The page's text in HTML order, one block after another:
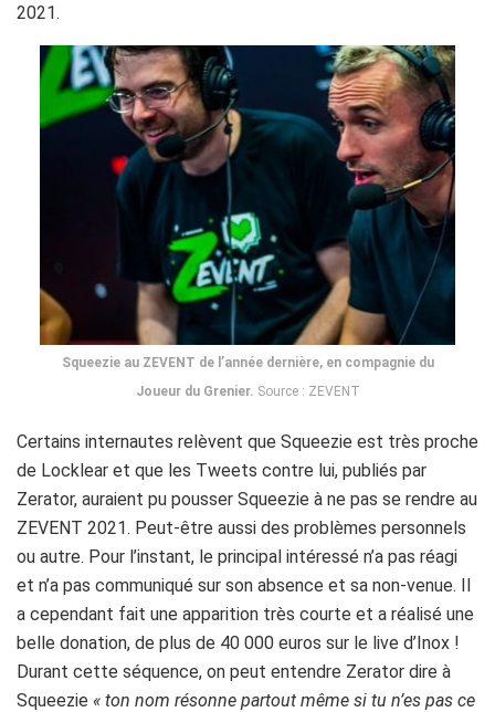
2021.
Squeezie au ZEVENT de l’année dernière, en compagnie du
Joueur du Grenier. Source : ZEVENT
Certains internautes relèvent que Squeezie est très proche
de Locklear et que les Tweets contre lui, publiés par
Zerator, auraient pu pousser Squeezie à ne pas se rendre au
ZEVENT 2021. Peut-être aussi des problèmes personnels
ou autre. Pour l’instant, le principal intéressé n’a pas réagi
et n’a pas communiqué sur son absence et sa non-venue. Il
a cependant fait une apparition très courte et a réalisé une
belle donation, de plus de 40 000 euros sur le live d’Inox !
Durant cette séquence, on peut entendre Zerator dire à
Squeezie « ton nom résonne partout même si tu n’es pas ce